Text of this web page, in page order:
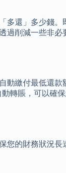
還」多少錢
削減一些非
繳付最低還
轉賬，可以確
您的財務狀況長